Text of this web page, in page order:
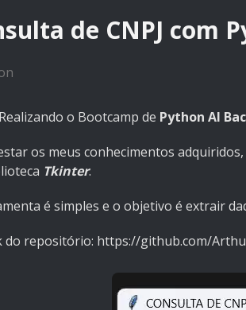
de CNPJ com
o Bootcamp de Python AI
os meus conhecimentos
Tkinter.
é simples e o objetivo é extrair
do repositório: https://github.com/